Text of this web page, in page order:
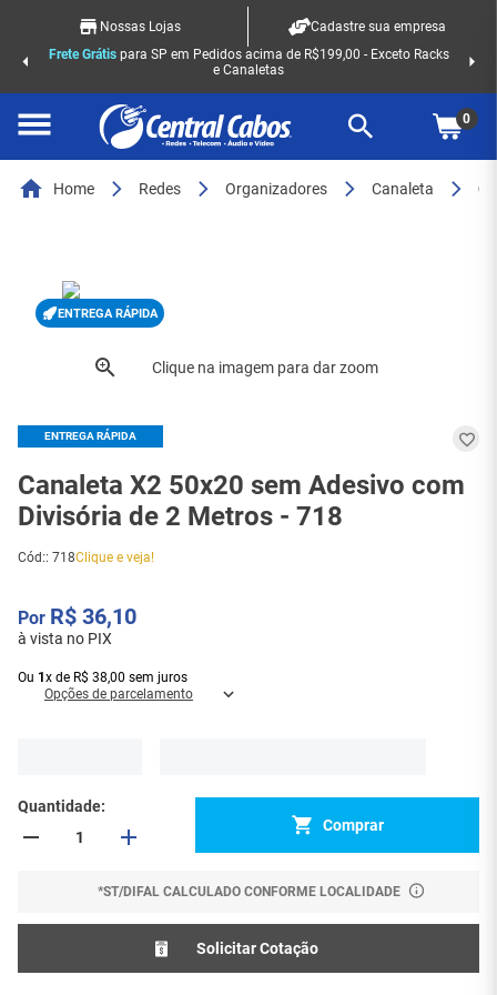
Nossas Lojas
Cadastre sua empresa
Frete Grátispara SP em Pedidos acima de R$199,00 - Exceto Racks
e Canaletas
0
Home Redes Organizadores Canaleta
ENTREGA RÁPIDA
ENTREGA RÁPIDA
Canaleta X2 50x20 sem Adesivo com
Divisória de 2 Metros - 718
Cód:: 718Clique e veja!
R$ 36,10
à vista no PIX
Ou 1 x de R$ 38,00 sem juros
Opções de parcelamento
Quantidade
Comprar
*ST/DIFAL CALCULADO CONFORME LOCALIDADE
Solicitar Cotação